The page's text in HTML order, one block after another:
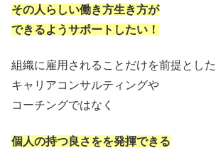
その人らしい働き方生き方が
できるようサポートしたい！
組織に雇用されることだけを前提とした
キャリアコンサルティングや
コーチングではなく
個人の持つ良さをを発揮できる